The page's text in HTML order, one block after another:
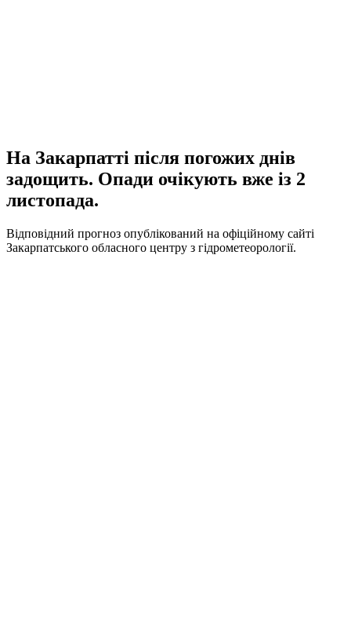
На Закарпатті після погожих днів
задощить. Опади очікують вже із 2
листопада.
Відповідний прогноз опублікований на офіційному сайті
Закарпатського обласного центру з гідрометеорології.